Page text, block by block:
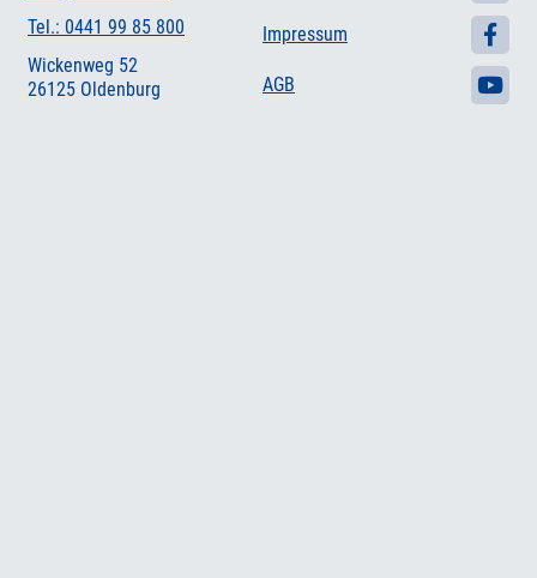
Tel.: 0441 99 85 800
Wickenweg 52
26125 Oldenburg
Impressum
AGB